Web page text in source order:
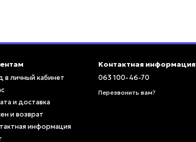
в личный кабинет
и доставка
и возврат
информация
Контактная информация
063 100-46-70
Перезвонить вам?